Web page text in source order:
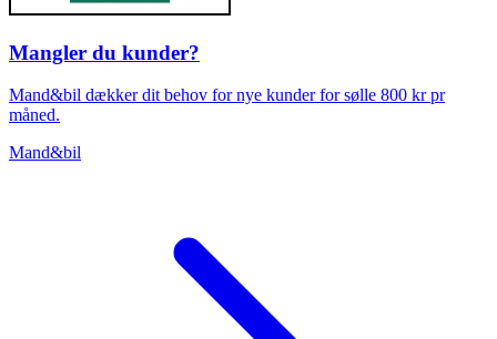
Mangler du kunder?
Mand&bil dækker dit behov for nye kunder for sølle 800 kr pr
måned.
Mand&bil